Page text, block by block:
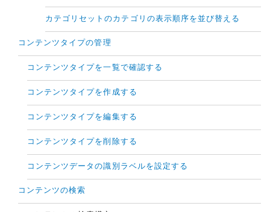
カテゴリセットのカテゴリの表示順序を並び替える
コンテンツタイプの管理
コンテンツタイプを一覧で確認する
コンテンツタイプを作成する
コンテンツタイプを編集する
コンテンツタイプを削除する
コンテンツデータの識別ラベルを設定する
コンテンツの検索